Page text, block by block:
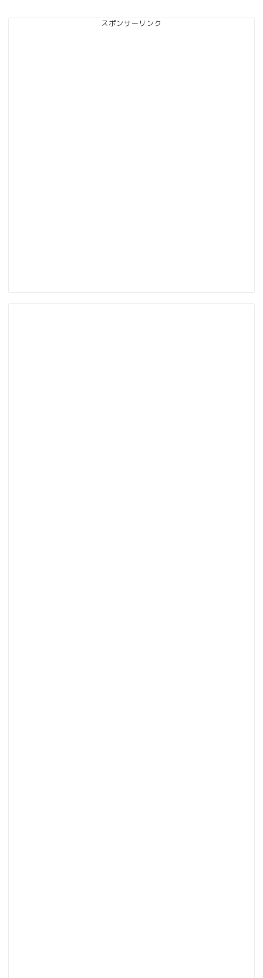
スポンサーリンク